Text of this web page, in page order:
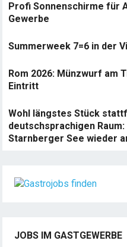
Profi Sonnenschirme für
Gewerbe
Summerweek 7=6 in der
Rom 2026: Münzwurf
Eintritt
Wohl längstes Stück
deutschsprachigen
Starnberger See wieder
JOBS IM GASTGEWERBE